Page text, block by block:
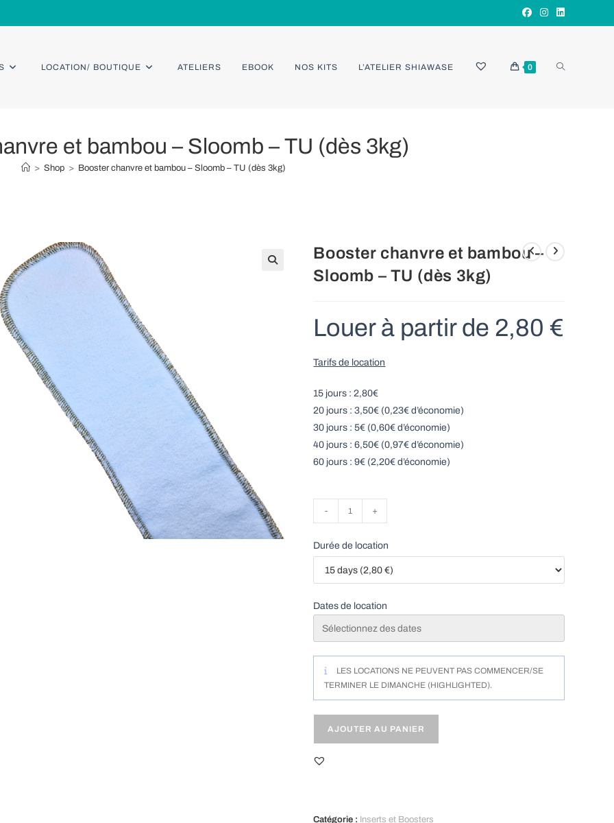
LOCATION/ BOUTIQUE ATELIERS EBOOK NOS KITS L’ATELIER SHIAWASE 0 TOGGLE
et bambou – Sloomb – TU (dès 3kg)
> Shop > Booster chanvre et bambou – Sloomb – TU (dès 3kg)
Booster chanvre et bambou –
Sloomb – TU (dès 3kg)
Louer à partir de 2,80 €
Tarifs de location
15 jours : 2,80€
20 jours : 3,50€ (0,23€ d’économie)
30 jours : 5€ (0,60€ d’économie)
40 jours : 6,50€ (0,97€ d’économie)
60 jours : 9€ (2,20€ d’économie)
de
Booster
chanvre
-
Sloomb
-
(dès
- +
Durée de location
Dates de location
LES LOCATIONS NE PEUVENT PAS COMMENCER/SE
TERMINER LE DIMANCHE (HIGHLIGHTED).
AJOUTER AU PANIER
Catégorie : Inserts et Boosters